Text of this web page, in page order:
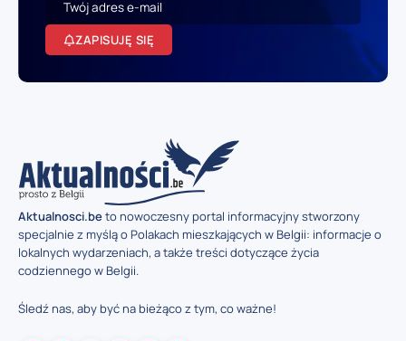
ZAPISUJĘ SIĘ
Aktualnosci.beto nowoczesny portal informacyjny stworzony
specjalnie z myślą o Polakach mieszkających w Belgii: informacje o
lokalnych wydarzeniach, a także treści dotyczące życia
codziennego w Belgii.
Śledź nas, aby być na bieżąco z tym, co ważne!